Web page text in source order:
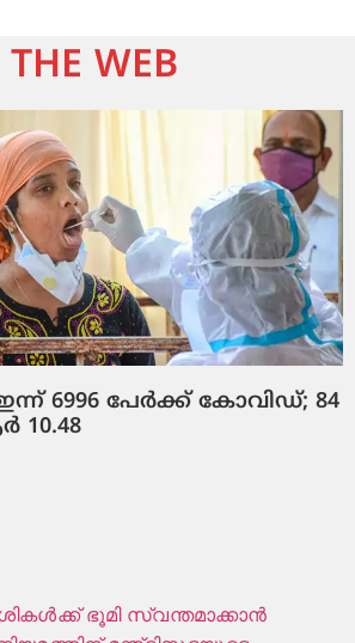
THE WEB
6996 പേര്‍ക്ക് കോവിഡ്; 84
10.48